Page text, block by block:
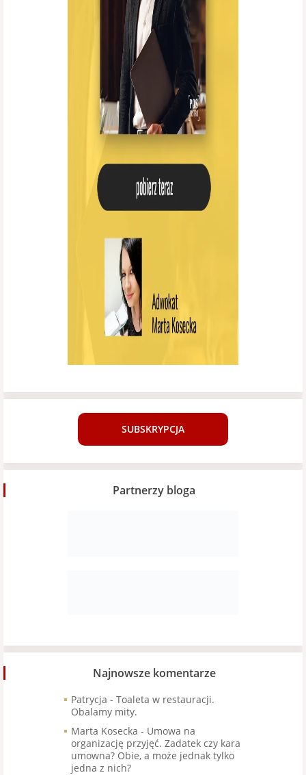
SUBSKRYPCJA
Partnerzy bloga
Najnowsze komentarze
Patrycja - Toaleta w restauracji.
Obalamy mity.
Marta Kosecka - Umowa na
organizację przyjęć. Zadatek czy kara
umowna? Obie, a może jednak tylko
jedna z nich?